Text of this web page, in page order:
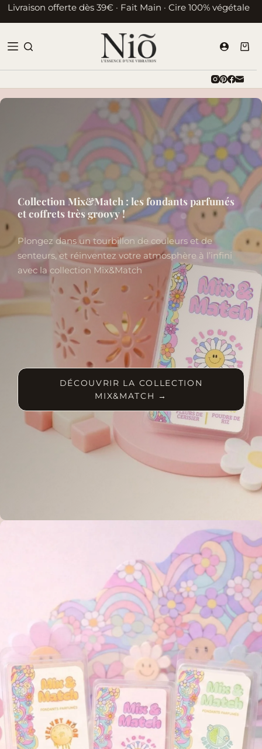
Passer
au
Livraison offerte dès 39€ · Fait Main · Cire 100% végétale
Collection Mix&Match : les fondants parfumés
et coffrets très groovy !
Plongez dans un tourbillon de couleurs et de
senteurs, et réinventez votre atmosphère à l’infini
avec la collection Mix&Match
DÉCOUVRIR LA COLLECTION
MIX&MATCH →